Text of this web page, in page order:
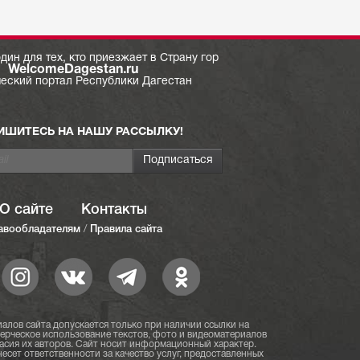
для тех, кто приезжает в Страну гор
WelcomeDagestan.ru
портал Республики Дагестан
НА НАШУ РАССЫЛКУ!
О сайте Контакты
/ Правила сайта
сайта допускается только при наличии ссылки на
использование текстов, фото и видеоматериалов
их авторов. Сайт носит информационный характер.
ответственности за качество услуг, предоставленных